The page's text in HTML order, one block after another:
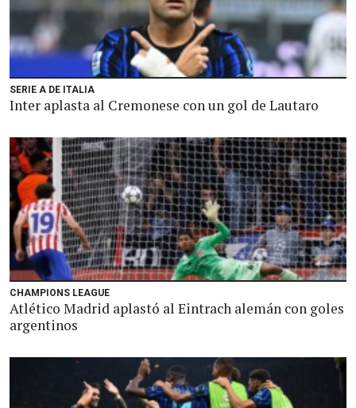
SERIE A DE ITALIA
Inter aplasta al Cremonese con un gol de Lautaro
CHAMPIONS LEAGUE
Atlético Madrid aplastó al Eintrach alemán con goles
argentinos